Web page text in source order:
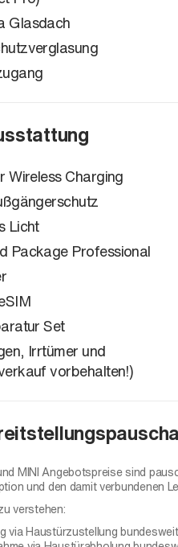
Glasdach
Wireless Charging
Licht
Package Professional
Set
Irrtümer und
vorbehalten!)
MINI Angebotspreise sind
und den damit verbundenen
verstehen:
via Haustürzustellung